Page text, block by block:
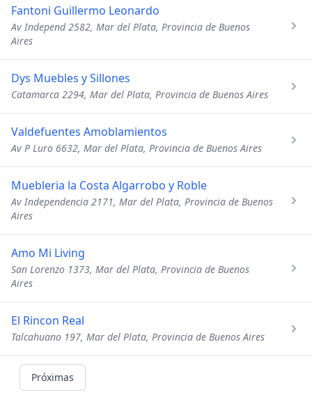
Fantoni Guillermo Leonardo
Av Independ 2582, Mar del Plata, Provincia de Buenos
Aires
Dys Muebles y Sillones
Catamarca 2294, Mar del Plata, Provincia de Buenos Aires
Valdefuentes Amoblamientos
Av P Luro 6632, Mar del Plata, Provincia de Buenos Aires
Muebleria la Costa Algarrobo y Roble
Av Independencia 2171, Mar del Plata, Provincia de Buenos
Aires
Amo Mi Living
San Lorenzo 1373, Mar del Plata, Provincia de Buenos
Aires
El Rincon Real
Talcahuano 197, Mar del Plata, Provincia de Buenos Aires
Próximas